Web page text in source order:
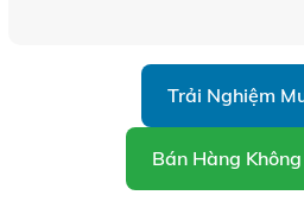
Trải Nghiệm
Bán Hàng